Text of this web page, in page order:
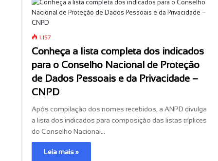
1.157
Conheça a lista completa dos indicados
para o Conselho Nacional de Proteção
de Dados Pessoais e da Privacidade –
CNPD
Após compilação dos nomes recebidos, a ANPD divulga
a lista dos indicados para composição das listas tríplices
do Conselho Nacional…
Leia mais »